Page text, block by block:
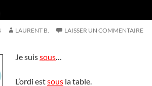
LAURENT B. LAISSER UN COMMENTAIRE
Je suissous…
L’ordi estsous la table.